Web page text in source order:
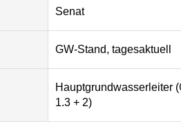
Senat
GW-Stand, tagesaktuell
Hauptgrundwasserleiter
1.3 + 2)